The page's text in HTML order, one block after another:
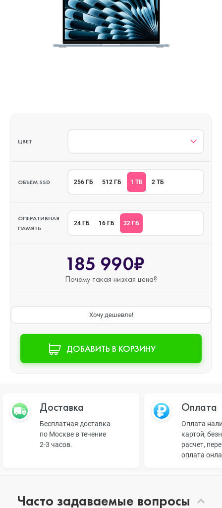
ЦВЕТ
ОБЪЕМ SSD 256 ГБ 512 ГБ 1 ТБ 2 ТБ
ОПЕРАТИВНАЯ
ПАМЯТЬ
24 ГБ 16 ГБ 32 ГБ
185 990₽
Почему такая низкая цена?
Хочу дешевле!
ДОБАВИТЬ В КОРЗИНУ
Доставка
Бесплатная доставка
по Москве в течение
2-3 часов.
Оплата
Оплата
картой,
расчет,
оплата
Часто задаваемые вопросы